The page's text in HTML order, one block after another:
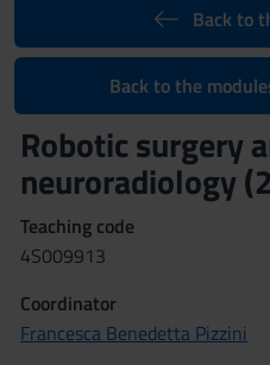
Back to
Back to the
Robotic surgery
neuroradiology
Teaching code
4S009913
Coordinator
Francesca Benedetta Pizzini